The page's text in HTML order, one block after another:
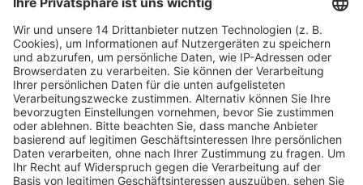
Fachmedien Recht und Wirtschaft
Ein Fachbereich der
dfv Mediengruppe
Mainzer Landstr. 251